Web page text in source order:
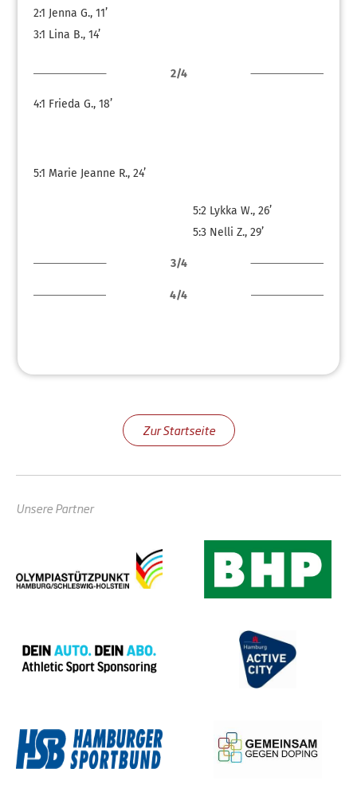
2:1 Jenna G., 11’
3:1 Lina B., 14’
2/4
4:1 Frieda G., 18’
5:1 Marie Jeanne R., 24’
5:2 Lykka W., 26’
5:3 Nelli Z., 29’
3/4
4/4
Zur Startseite
Unsere Partner